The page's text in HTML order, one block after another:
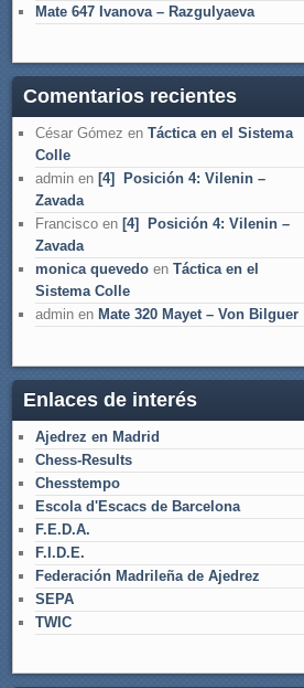
Mate 647 Ivanova – Razgulyaeva
Comentarios recientes
César Gómez en Táctica en el Sistema
Colle
admin en [4] Posición 4: Vilenin –
Zavada
Francisco en [4] Posición 4: Vilenin –
Zavada
monica quevedo en Táctica en el
Sistema Colle
admin en Mate 320 Mayet – Von Bilguer
Enlaces de interés
Ajedrez en Madrid
Chess-Results
Chesstempo
Escola d'Escacs de Barcelona
F.E.D.A.
F.I.D.E.
Federación Madrileña de Ajedrez
SEPA
TWIC